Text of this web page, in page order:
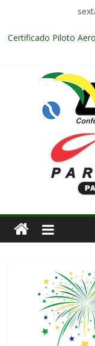
Certificado Piloto
Encontro Nacional
no Aeroclube de Bauru
Anuidade 2026
Arraiá Aéreo 2025
Decisão Nº 675, 16